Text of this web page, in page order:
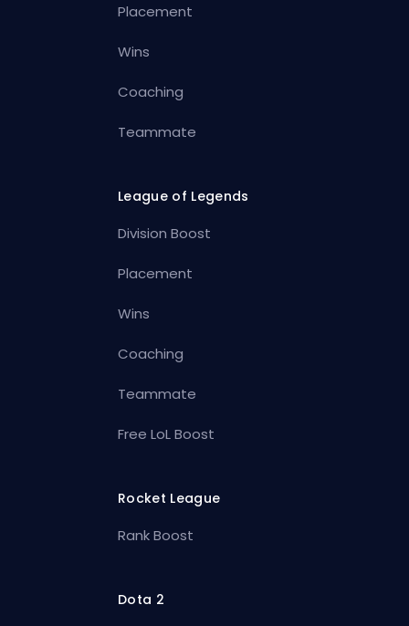
Placement
Wins
Coaching
Teammate
League of Legends
Division Boost
Placement
Wins
Coaching
Teammate
Free LoL Boost
Rocket League
Rank Boost
Dota 2